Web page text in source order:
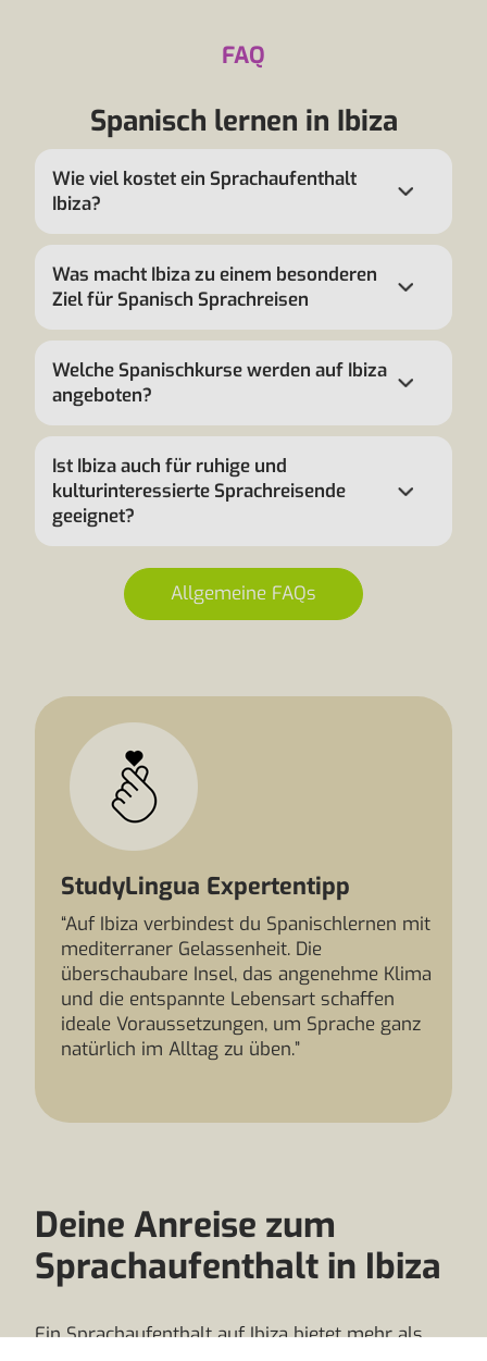
FAQ
Spanisch lernen in Ibiza
Wie viel kostet ein Sprachaufenthalt
Ibiza?
Was macht Ibiza zu einem besonderen
Ziel für Spanisch Sprachreisen
Welche Spanischkurse werden auf Ibiza
angeboten?
Ist Ibiza auch für ruhige und
kulturinteressierte Sprachreisende
geeignet?
Allgemeine FAQs
StudyLingua Expertentipp
“Auf Ibiza verbindest du Spanischlernen mit
mediterraner Gelassenheit. Die
überschaubare Insel, das angenehme Klima
und die entspannte Lebensart schaffen
ideale Voraussetzungen, um Sprache ganz
natürlich im Alltag zu üben.”
Deine Anreise zum
Sprachaufenthalt in Ibiza
Ein Sprachaufenthalt auf Ibiza bietet mehr als